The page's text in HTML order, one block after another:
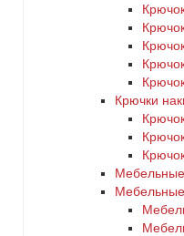
Крючки